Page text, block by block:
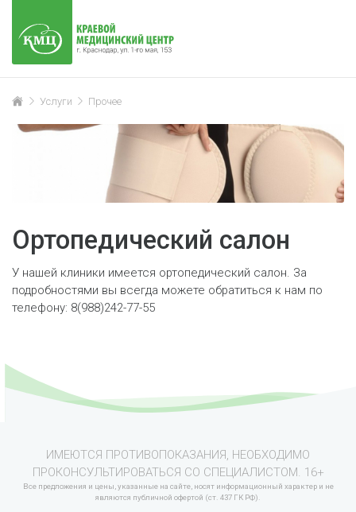
Услуги Прочее
Ортопедический салон
У нашей клиники имеется ортопедический салон. За
подробностями вы всегда можете обратиться к нам по
телефону: 8(988)242-77-55
ИМЕЮТСЯ ПРОТИВОПОКАЗАНИЯ, НЕОБХОДИМО
ПРОКОНСУЛЬТИРОВАТЬСЯ СО СПЕЦИАЛИСТОМ. 16+
Все предложения и цены, указанные на сайте, носят информационный характер и не
являются публичной офертой (ст. 437 ГК РФ).